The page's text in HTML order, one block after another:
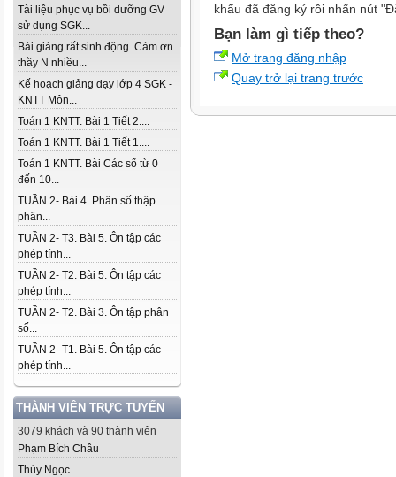
Tài liệu phục vụ bồi dưỡng GV
sử dụng SGK...
Bài giảng rất sinh động. Cảm ơn
thầy N nhiều...
Kế hoạch giảng dạy lớp 4 SGK -
KNTT Môn...
Toán 1 KNTT. Bài 1 Tiết 2....
Toán 1 KNTT. Bài 1 Tiết 1....
Toán 1 KNTT. Bài Các số từ 0
đến 10...
TUẦN 2- Bài 4. Phân số thập
phân...
TUẦN 2- T3. Bài 5. Ôn tập các
phép tính...
TUẦN 2- T2. Bài 5. Ôn tập các
phép tính...
TUẦN 2- T2. Bài 3. Ôn tập phân
số...
TUẦN 2- T1. Bài 5. Ôn tập các
phép tính...
THÀNH VIÊN TRỰC TUYẾN
3079 khách và 90 thành viên
Phạm Bích Châu
Thúy Ngọc
khẩu đã đăng ký rồi nhấn nút
Bạn làm gì tiếp theo?
Mở trang đăng nhập
Quay trở lại trang trước